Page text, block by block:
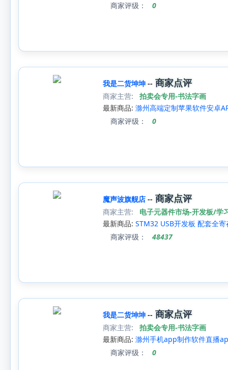
商家评级：
0
我是二货坤坤 -- 商家点评
商家主营:
拍卖会专用-书法字画
最新商品: 滁州高端定制苹果软件安卓
商家评级：
0
魔声波旗舰店 -- 商家点评
商家主营:
电子元器件市场-开发板/学
最新商品: STM32 USB开发板 配套全
商家评级：
48437
我是二货坤坤 -- 商家点评
商家主营:
拍卖会专用-书法字画
最新商品: 滁州手机app制作软件直播
商家评级：
0